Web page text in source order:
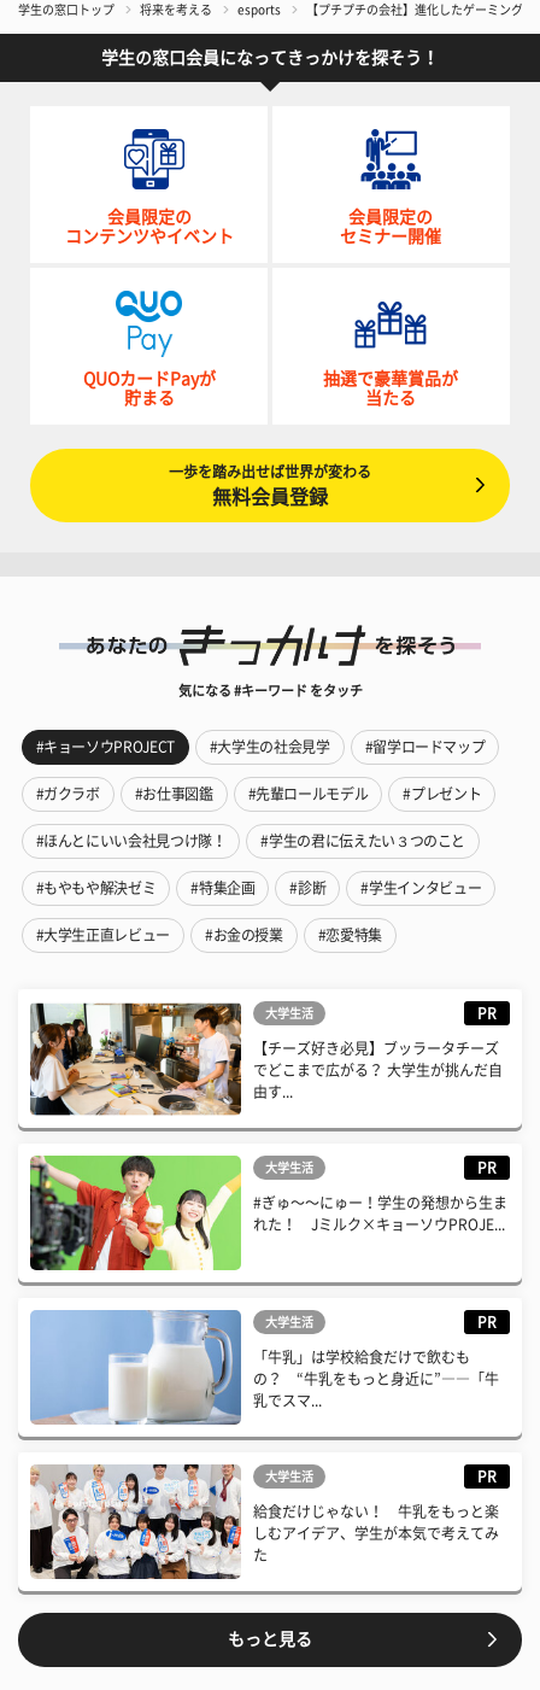
学生の窓口トップ 将来を考える esports 【プチプチの会社】進化したゲーミング
学生の窓口会員になってきっかけを探そう！
会員限定の
コンテンツやイベント
会員限定の
セミナー開催
QUOカードPayが
貯まる
抽選で豪華賞品が
当たる
一歩を踏み出せば世界が変わる
無料会員登録
気になる #キーワード をタッチ
#キョーソウPROJECT #大学生の社会見学 #留学ロードマップ
#ガクラボ #お仕事図鑑 #先輩ロールモデル #プレゼント
#ほんとにいい会社見つけ隊！ #学生の君に伝えたい３つのこと
#もやもや解決ゼミ #特集企画 #診断 #学生インタビュー
#大学生正直レビュー #お金の授業 #恋愛特集
大学生活 PR
【チーズ好き必見】ブッラータチーズ
でどこまで広がる？ 大学生が挑んだ自
由す...
大学生活 PR
#ぎゅ〜〜にゅー！学生の発想から生ま
れた！ Jミルク×キョーソウPROJE...
大学生活 PR
「牛乳」は学校給食だけで飲むも
の？ “牛乳をもっと身近に”――「牛
乳でスマ...
大学生活 PR
給食だけじゃない！ 牛乳をもっと楽
しむアイデア、学生が本気で考えてみ
た
もっと見る